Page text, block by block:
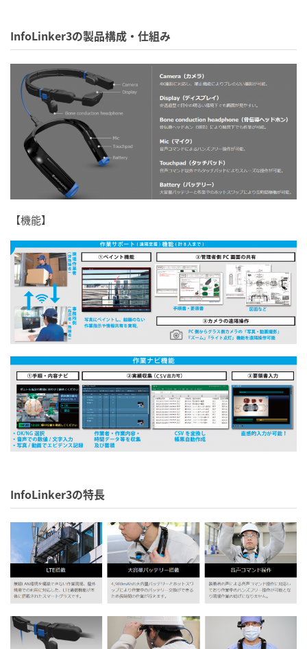
InfoLinker3の製品構成・仕組み
【機能】
InfoLinker3の特長